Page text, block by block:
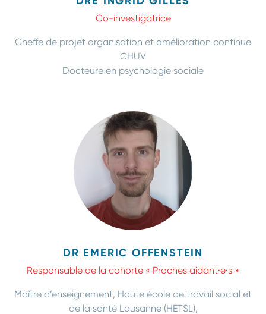
Co-investigatrice
Cheffe de projet organisation et amélioration continue
CHUV
Docteure en psychologie sociale
DR EMERIC OFFENSTEIN
Responsable de la cohorte « Proches aidant·e·s »
Maître d’enseignement, Haute école de travail social et
de la santé Lausanne (HETSL),